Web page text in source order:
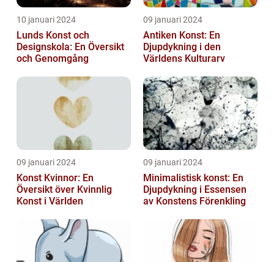
10 januari 2024
Lunds Konst och
Designskola: En Översikt
och Genomgång
09 januari 2024
Antiken Konst: En
Djupdykning i den
Världens Kulturarv
09 januari 2024
Konst Kvinnor: En
Översikt över Kvinnlig
Konst i Världen
09 januari 2024
Minimalistisk konst: En
Djupdykning i Essensen
av Konstens Förenkling